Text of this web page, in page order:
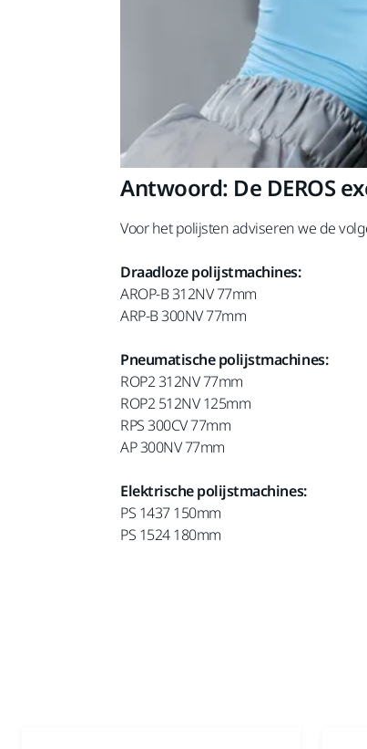
Antwoord: De DEROS
Voor het polijsten adviseren we de
Draadloze polijstmachines:
AROP-B 312NV 77mm
ARP-B 300NV 77mm
Pneumatische polijstmachines:
ROP2 312NV 77mm
ROP2 512NV 125mm
RPS 300CV 77mm
AP 300NV 77mm
Elektrische polijstmachines:
PS 1437 150mm
PS 1524 180mm